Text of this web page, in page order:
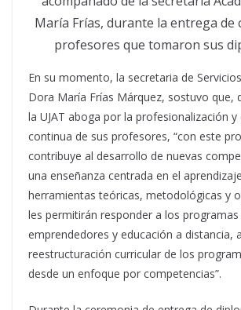
María Frías, durante la entrega de
profesores que tomaron sus
En su momento, la secretaria de
Dora María Frías Márquez, sostuvo que,
la UJAT aboga por la profesionalización y
continua de sus profesores, “con este
contribuye al desarrollo de nuevas
una enseñanza centrada en el
herramientas teóricas, metodológicas y
les permitirán responder a los
emprendedores y educación a distancia,
reestructuración curricular de los
desde un enfoque por competencias”.